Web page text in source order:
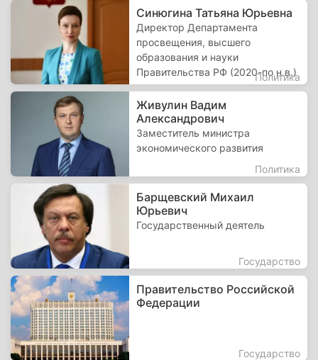
Синюгина Татьяна Юрьевна
Директор Департамента
просвещения, высшего
образования и науки
Правительства РФ (2020-по н.в.)
Политика
Живулин Вадим
Александрович
Заместитель министра
экономического развития
Политика
Барщевский Михаил
Юрьевич
Государственный деятель
Государство
Правительство Российской
Федерации
Государство